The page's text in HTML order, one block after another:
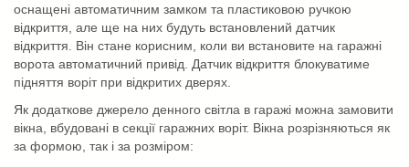
оснащені автоматичним замком та пластиковою ручкою
відкриття, але ще на них будуть встановлений датчик
відкриття. Він стане корисним, коли ви встановите на гаражні
ворота автоматичний привід. Датчик відкриття блокуватиме
підняття воріт при відкритих дверях.
Як додаткове джерело денного світла в гаражі можна замовити
вікна, вбудовані в секції гаражних воріт. Вікна розрізняються як
за формою, так і за розміром: